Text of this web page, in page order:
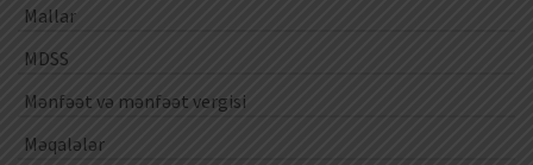
Mallar
MDSS
Mənfəət və mənfəət vergisi
Məqalələr